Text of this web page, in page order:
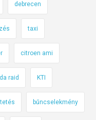
debrecen
taxi
citroen ami
raid KTI
bűncselekmény